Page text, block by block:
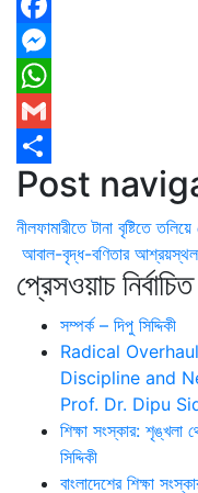
Facebook
Messenger
WhatsApp
Gmail
Share
Post
নীলফামারীতে টানা বৃষ্টিতে
আবাল-বৃদ্ধ-বণিতার
প্রেসওয়াচ
সম্পর্ক – দিপু সিদ্দিকী
Radical
Discipline and
Prof. Dr. Dipu
শিক্ষা সংস্কার: শৃঙ্খলা
সিদ্দিকী
বাংলাদেশের শিক্ষা